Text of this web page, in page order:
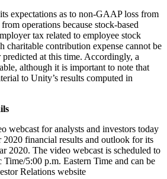
expectations as to non-GAAP loss from
operations because stock-based
tax related to employee stock
charitable contribution expense cannot be
predicted at this time. Accordingly, a
although it is important to note that
to Unity’s results computed in
webcast for analysts and investors today
2020 financial results and outlook for its
2020. The video webcast is scheduled to
5:00 p.m. Eastern Time and can be
Relations website